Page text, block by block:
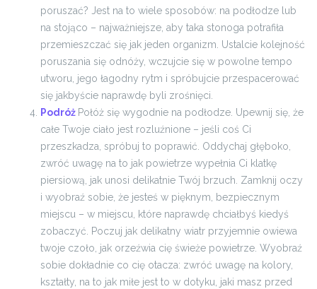
poruszać? Jest na to wiele sposobów: na podłodze lub
na stojąco – najważniejsze, aby taka stonoga potrafiła
przemieszczać się jak jeden organizm. Ustalcie kolejność
poruszania się odnóży, wczujcie się w powolne tempo
utworu, jego łagodny rytm i spróbujcie przespacerować
się jakbyście naprawdę byli zrośnięci.
Podróż Połóż się wygodnie na podłodze. Upewnij się, że
całe Twoje ciało jest rozluźnione – jeśli coś Ci
przeszkadza, spróbuj to poprawić. Oddychaj głęboko,
zwróć uwagę na to jak powietrze wypełnia Ci klatkę
piersiową, jak unosi delikatnie Twój brzuch. Zamknij oczy
i wyobraź sobie, że jesteś w pięknym, bezpiecznym
miejscu – w miejscu, które naprawdę chciałbyś kiedyś
zobaczyć. Poczuj jak delikatny wiatr przyjemnie owiewa
twoje czoło, jak orzeźwia cię świeże powietrze. Wyobraź
sobie dokładnie co cię otacza: zwróć uwagę na kolory,
kształty, na to jak miłe jest to w dotyku, jaki masz przed